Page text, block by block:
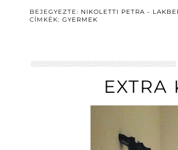
BEJEGYEZTE: NIKOLETTI PETRA -
CÍMKÉK: GYERMEK
EXTRA